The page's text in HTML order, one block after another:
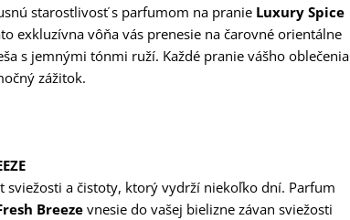
starostlivosť s parfumom na pranie Luxury Spice
exkluzívna vôňa vás prenesie na čarovné orientálne
s jemnými tónmi ruží. Každé pranie vášho oblečenia
zážitok.
sviežosti a čistoty, ktorý vydrží niekoľko dní. Parfum
Breeze vnesie do vašej bielizne závan sviežosti